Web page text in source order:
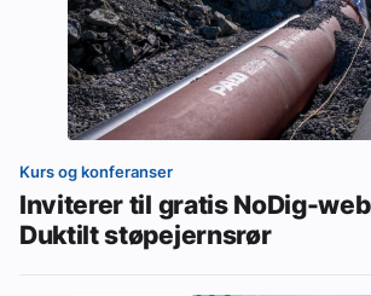
Kurs og konferanser
Inviterer til gratis NoDig-
Duktilt støpejernsrør